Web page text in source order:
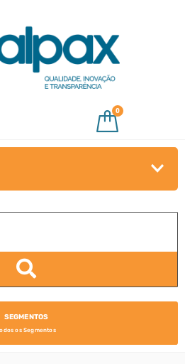
0
SEGMENTOS
os Segmentos